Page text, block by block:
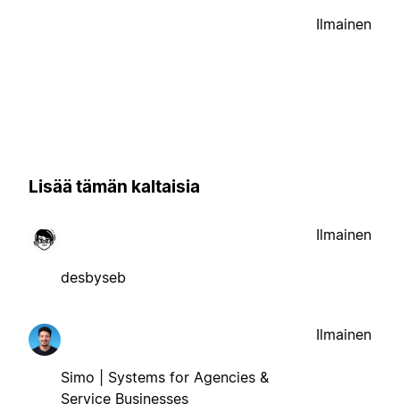
Ilmainen
Lisää tämän kaltaisia
desbyseb
Ilmainen
Simo | Systems for Agencies &
Service Businesses
Ilmainen